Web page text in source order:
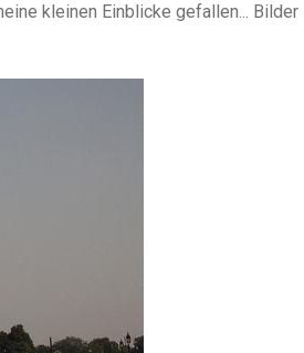
kleinen Einblicke gefallen... Bilder